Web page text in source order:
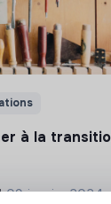
à la
•09 janvier 2024